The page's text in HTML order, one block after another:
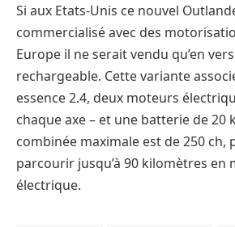
Si aux Etats-Unis ce nouvel
commercialisé avec des
Europe il ne serait vendu qu’en
rechargeable. Cette variante
essence 2.4, deux moteurs
chaque axe – et une batterie de 20
combinée maximale est de 250 ch,
parcourir jusqu’à 90 kilomètres en
électrique.